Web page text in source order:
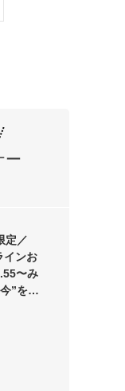
ー
定／
インお
〜み
”を交